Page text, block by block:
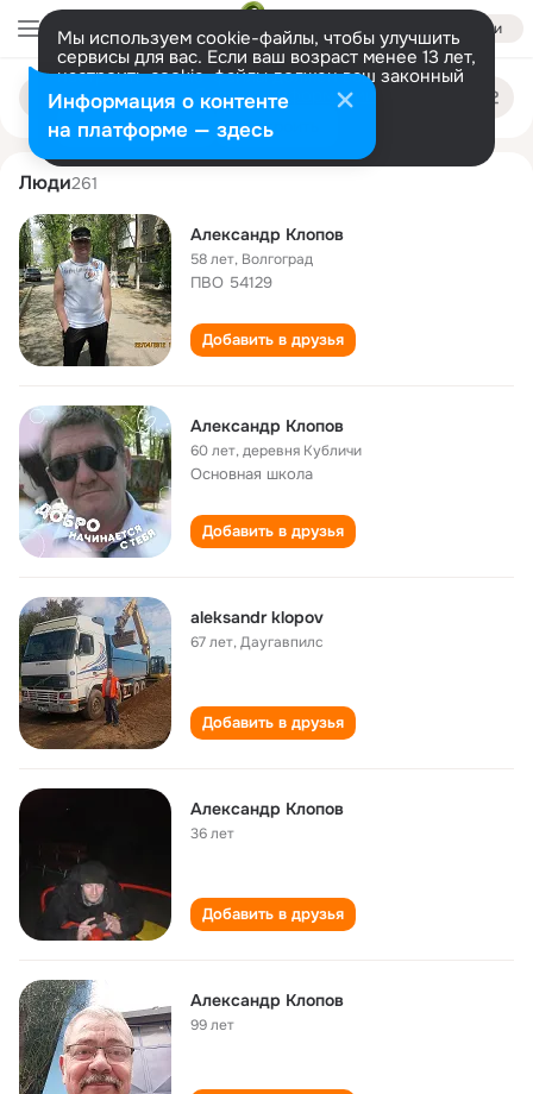
Войти
Мы используем cookie-файлы, чтобы улучшить
сервисы для вас. Если ваш возраст менее 13 лет,
настроить cookie-файлы должен ваш законный
представитель. Больше информации
Разрешить все Настроить
Поиск
людям
aleksandr klopov
Люди261
Александр Клопов
58 лет, Волгоград
ПВО 54129
Добавить в друзья
Александр Клопов
60 лет,деревня Кубличи
Основная школа
Добавить в друзья
aleksandr klopov
67 лет,Даугавпилс
Добавить в друзья
Александр Клопов
36 лет
Добавить в друзья
Александр Клопов
99 лет
Информация о контенте
на платформе — здесь